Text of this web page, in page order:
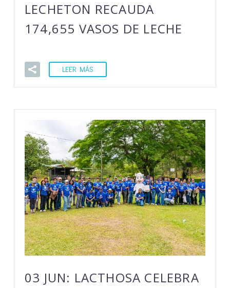
LECHETON RECAUDA
174,655 VASOS DE LECHE
LEER MÁS
03 JUN: LACTHOSA CELEBRA